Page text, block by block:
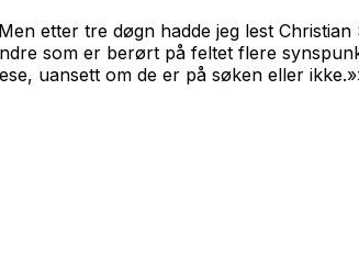
etter tre døgn hadde jeg lest
som er berørt på feltet flere
uansett om de er på søken eller